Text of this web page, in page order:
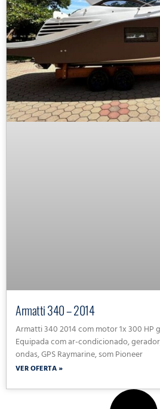
Armatti 340 – 2014
Armatti 340 2014 com motor 1x 300 HP
Equipada com ar-condicionado,
ondas, GPS Raymarine, som Pioneer
VER OFERTA »